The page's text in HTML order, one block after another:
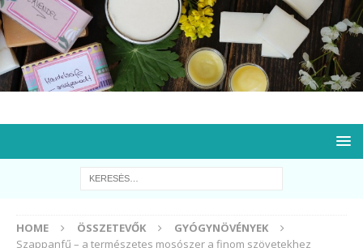
HOME ÖSSZETEVŐK
GYÓGYNÖVÉNYEK
Szappanfű – a természetes mosószer a finom szövetekhez